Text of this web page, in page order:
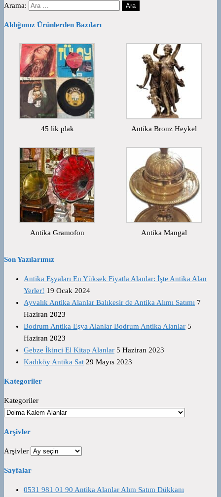
Arama:
Aldığımız Ürünlerden Bazıları
45 lik plak Antika Bronz Heykel
Antika Gramofon Antika Mangal
Son Yazılarımız
Antika Eşyaları En Yüksek Fiyatla Alanlar: İşte Antika Alan
Yerler! 19 Ocak 2024
Ayvalık Antika Alanlar Balıkesir de Antika Alımı Satımı 7
Haziran 2023
Bodrum Antika Eşya Alanlar Bodrum Antika Alanlar 5
Haziran 2023
Gebze İkinci El Kitap Alanlar 5 Haziran 2023
Kadıköy Antika Sat 29 Mayıs 2023
Kategoriler
Kategoriler
Arşivler
Arşivler
Sayfalar
0531 981 01 90 Antika Alanlar Alım Satım Dükkanı